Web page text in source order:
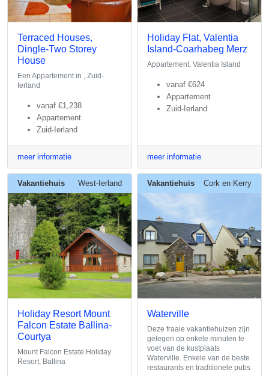
Terraced Houses,
Dingle-Two Storey
House
Een Appartement in , Zuid-
Ierland
vanaf €1,238
Appartement
Zuid-Ierland
meer informatie
Holiday Flat, Valentia
Island-Coarhabeg Merz
Appartement, Valentia Island
vanaf €624
Appartement
Zuid-Ierland
meer informatie
Vakantiehuis West-Ierland
Holiday Resort Mount
Falcon Estate Ballina-
Courtya
Mount Falcon Estate Holiday
Resort, Ballina
Vakantiehuis Cork en Kerry
Waterville
Deze fraaie vakantiehuizen zijn
gelegen op enkele minuten te
voet van de kustplaats
Waterville. Enkele van de beste
restaurants en traditionele pubs